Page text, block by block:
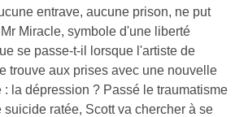
entrave, aucune prison, ne put
Miracle, symbole d'une liberté
se passe-t-il lorsque l'artiste de
trouve aux prises avec une nouvelle
: la dépression ? Passé le traumatisme
suicide ratée, Scott va chercher à se